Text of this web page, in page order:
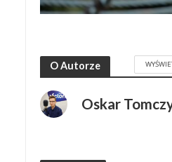
O Autorze
Oskar